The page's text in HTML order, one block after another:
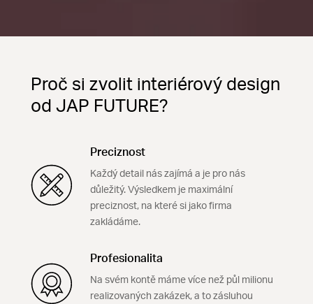
Proč si zvolit interiérový design
od JAP FUTURE?
Preciznost
Každý detail nás zajímá a je pro nás
důležitý. Výsledkem je maximální
preciznost, na které si jako firma
zakládáme.
Profesionalita
Na svém kontě máme více než půl milionu
realizovaných zakázek, a to zásluhou